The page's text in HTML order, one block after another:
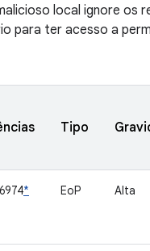
local ignore os
para ter acesso a
Tipo
* EoP Alta